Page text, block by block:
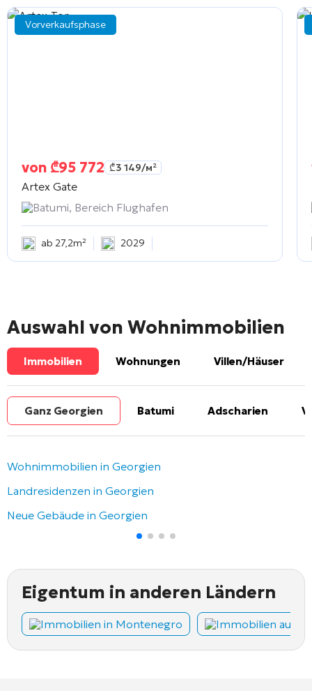
Vorverkaufsphase
von ₾95 772 ₾3 149/м²
Artex Gate
Batumi, Bereich Flughafen
ab 27,2m² 2029
Auswahl von Wohnimmobilien
Immobilien Wohnungen Villen/Häuser
Ganz Georgien Batumi Adscharien
Wohnimmobilien in Georgien
Landresidenzen in Georgien
Neue Gebäude in Georgien
Eigentum in anderen Ländern
Immobilien in Montenegro Immobilien auf